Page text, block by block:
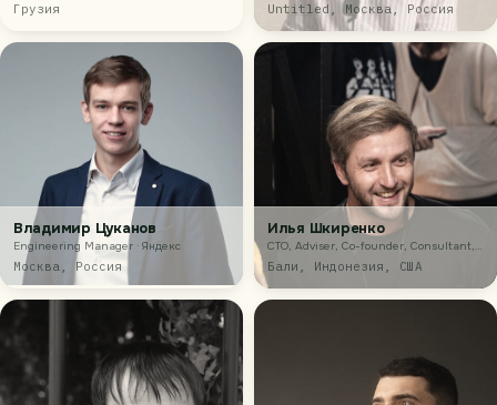
Грузия Untitled, Москва, Россия
Владимир Цуканов
Engineering Manager · Яндекс
Москва, Россия
Илья Шкиренко
CTO, Adviser, Co-founder, Consultant,
Mentor · Ezha Online
Бали, Индонезия, США